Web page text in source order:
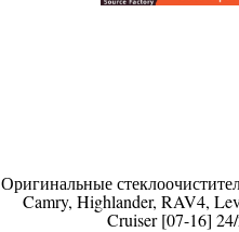
Оригинальные
Camry, Highlander, RAV4,
Cruiser [07-16]